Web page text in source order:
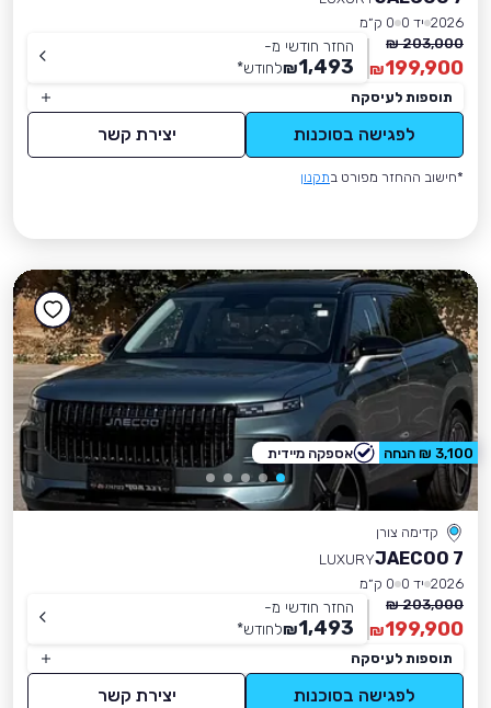
2026 יד 0
0 ק״מ
203,000 ₪
199,900
₪
החזר חודשי מ-
1,493
₪לחודש*
תוספות לעיסקה
לפגישה בסוכנות יצירת קשר
*חישוב ההחזר מפורט בתקנון
קדימה צורן
JAECOO 7
LUXURY
2026 יד 0
0 ק״מ
203,000 ₪
199,900
₪
החזר חודשי מ-
1,493
₪לחודש*
תוספות לעיסקה
לפגישה בסוכנות יצירת קשר
3,100 ₪ הנחה אספקה מיידית